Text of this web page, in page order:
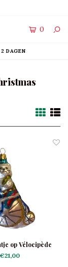
0
DAGEN
op Vélocipède
€21,00